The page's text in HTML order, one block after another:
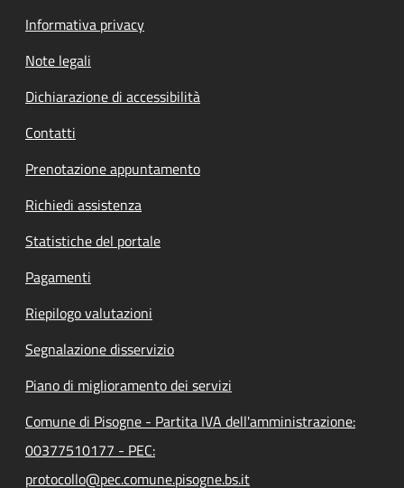
Informativa privacy
Note legali
Dichiarazione di accessibilità
Contatti
Prenotazione appuntamento
Richiedi assistenza
Statistiche del portale
Pagamenti
Riepilogo valutazioni
Segnalazione disservizio
Piano di miglioramento dei servizi
Comune di Pisogne - Partita IVA dell'amministrazione:
00377510177 - PEC:
protocollo@pec.comune.pisogne.bs.it